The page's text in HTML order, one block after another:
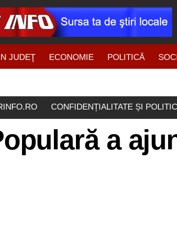
JUDEŢ ECONOMIE POLITICĂ
CONFIDENȚIALITATE ȘI
a